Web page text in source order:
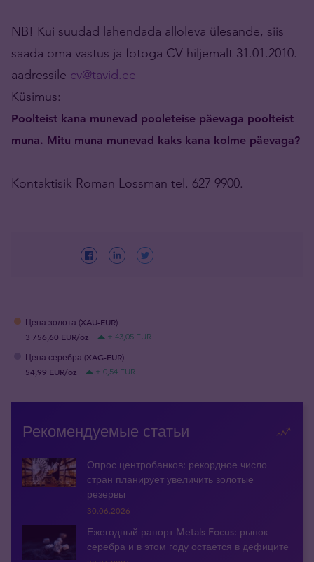
NB! Kui suudad lahendada alloleva ülesande, siis
saada oma vastus ja fotoga CV hiljemalt 31.01.2010.
aadressile cv@tavid.ee
Küsimus:
Poolteist kana munevad pooleteise päevaga poolteist
muna. Mitu muna munevad kaks kana kolme päevaga?
Kontaktisik Roman Lossman tel. 627 9900.
Цена золота (XAU-EUR)
3 756,60 EUR/oz
+ 43,05 EUR
Цена серебра (XAG-EUR)
54,99 EUR/oz
+ 0,54 EUR
Рекомендуемые статьи
Опрос центробанков: рекордное число
стран планирует увеличить золотые
резервы
30.06.2026
Ежегодный рапорт Metals Focus: рынок
серебра и в этом году остается в дефиците